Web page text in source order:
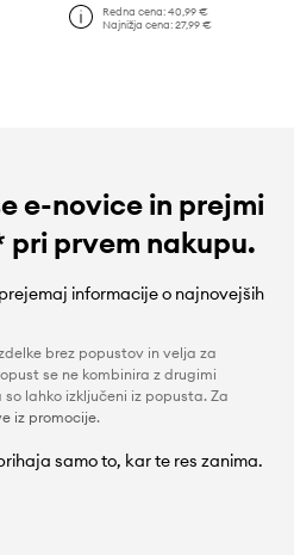
Redna cena: 40,99 €
Najnižja cena: 27,99 €
e-novice in prejmi
prvem nakupu.
informacije o najnovejših
brez popustov in velja za
se ne kombinira z drugimi
lahko izključeni iz popusta. Za
iz promocije.
samo to, kar te res zanima.